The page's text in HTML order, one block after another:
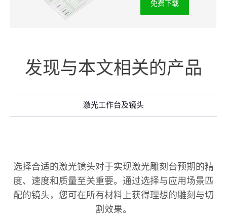
免费下载
发现与本文相关的产品
激光工作台及镜头
选择合适的激光镜头对于实现激光雕刻台预期的精
度、速度和质量至关重要。通过选择与应用场景匹
配的镜头，您可在所有材料上获得理想的雕刻与切
割效果。